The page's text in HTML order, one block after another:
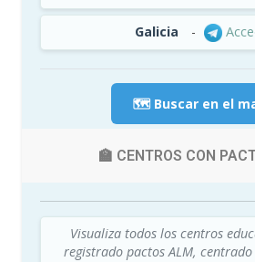
Galicia -
🗺️ Buscar en el
🏫 CENTROS CON
Visualiza todos los centros
registrado pactos ALM,